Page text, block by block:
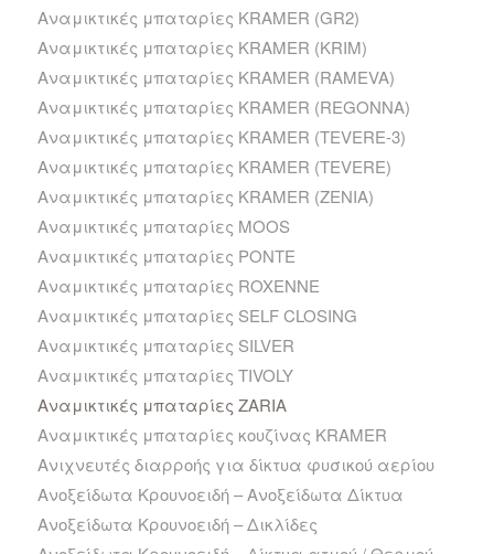
Αναμικτικές μπαταρίες KRAMER (GR2)
Αναμικτικές μπαταρίες KRAMER (KRIM)
Αναμικτικές μπαταρίες KRAMER (RAMEVA)
Αναμικτικές μπαταρίες KRAMER (REGONNA)
Αναμικτικές μπαταρίες KRAMER (TEVERE-3)
Αναμικτικές μπαταρίες KRAMER (TEVERE)
Αναμικτικές μπαταρίες KRAMER (ZENIA)
Αναμικτικές μπαταρίες MOOS
Αναμικτικές μπαταρίες PONTE
Αναμικτικές μπαταρίες ROXENNE
Αναμικτικές μπαταρίες SELF CLOSING
Αναμικτικές μπαταρίες SILVER
Αναμικτικές μπαταρίες TIVOLY
Αναμικτικές μπαταρίες ZARIA
Αναμικτικές μπαταρίες κουζίνας ΚRAMER
Ανιχνευτές διαρροής για δίκτυα φυσικού αερίου
Ανοξείδωτα Kρουνοειδή – Ανοξείδωτα Δίκτυα
Ανοξείδωτα Kρουνοειδή – Δικλίδες